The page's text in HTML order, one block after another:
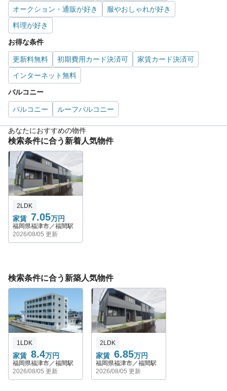
オークション・通販が好き
服やおしゃれが好き
料理が好き
お得な条件
更新料無料 初期費用カード決済可
家賃カード決済可
インターネット無料
バルコニー
バルコニー ルーフバルコニー
あなたにおすすめの物件
検索条件に合う新着人気物件
2LDK
家賃 7.05万円
福岡県福津市／福間駅
2026/08/05 更新
検索条件に合う新築人気物件
1LDK
家賃 8.4万円
福岡県福津市／福間駅
2026/08/05 更新
2LDK
家賃 6.85万円
福岡県福津市／福間駅
2026/08/05 更新